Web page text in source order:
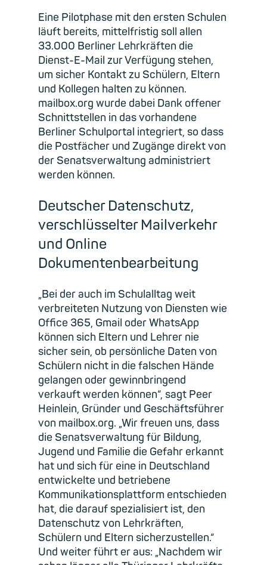
Eine Pilotphase mit den ersten Schulen
läuft bereits, mittelfristig soll allen
33.000 Berliner Lehrkräften die
Dienst-E-Mail zur Verfügung stehen,
um sicher Kontakt zu Schülern, Eltern
und Kollegen halten zu können.
mailbox.org wurde dabei Dank offener
Schnittstellen in das vorhandene
Berliner Schulportal integriert, so dass
die Postfächer und Zugänge direkt von
der Senatsverwaltung administriert
werden können.
Deutscher Datenschutz,
verschlüsselter Mailverkehr
und Online
Dokumentenbearbeitung
„Bei der auch im Schulalltag weit
verbreiteten Nutzung von Diensten wie
Office 365, Gmail oder WhatsApp
können sich Eltern und Lehrer nie
sicher sein, ob persönliche Daten von
Schülern nicht in die falschen Hände
gelangen oder gewinnbringend
verkauft werden können“, sagt Peer
Heinlein, Gründer und Geschäftsführer
von mailbox.org. „Wir freuen uns, dass
die Senatsverwaltung für Bildung,
Jugend und Familie die Gefahr erkannt
hat und sich für eine in Deutschland
entwickelte und betriebene
Kommunikationsplattform entschieden
hat, die darauf spezialisiert ist, den
Datenschutz von Lehrkräften,
Schülern und Eltern sicherzustellen.“
Und weiter führt er aus: „Nachdem wir